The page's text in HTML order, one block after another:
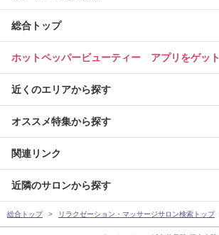
総合トップ
ホットペッパービューティー アプリをゲット
近くのエリアから探す
オススメ特集から探す
関連リンク
近隣のサロンから探す
総合トップ リラクゼーション・マッサージサロン検索トップ